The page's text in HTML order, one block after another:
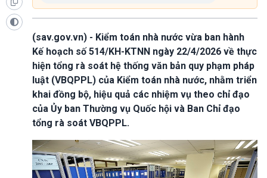
(sav.gov.vn) - Kiểm toán nhà nước vừa ban hành
Kế hoạch số 514/KH-KTNN ngày 22/4/2026 về thực
hiện tổng rà soát hệ thống văn bản quy phạm pháp
luật (VBQPPL) của Kiểm toán nhà nước, nhằm triển
khai đồng bộ, hiệu quả các nhiệm vụ theo chỉ đạo
của Ủy ban Thường vụ Quốc hội và Ban Chỉ đạo
tổng rà soát VBQPPL.